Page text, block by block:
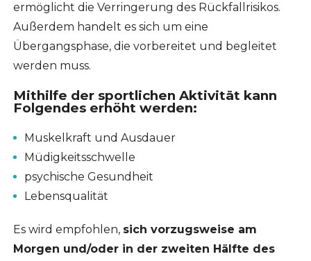
ermöglicht die Verringerung des Rückfallrisikos.
Außerdem handelt es sich um eine
Übergangsphase, die vorbereitet und begleitet
werden muss.
Mithilfe der sportlichen Aktivität kann
Folgendes erhöht werden:
Muskelkraft und Ausdauer
Müdigkeitsschwelle
psychische Gesundheit
Lebensqualität
Es wird empfohlen, sich vorzugsweise am
Morgen und/oder in der zweiten Hälfte des